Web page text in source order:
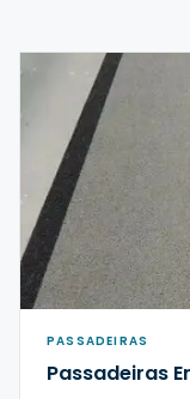
PASSADEIRAS
Passadeiras